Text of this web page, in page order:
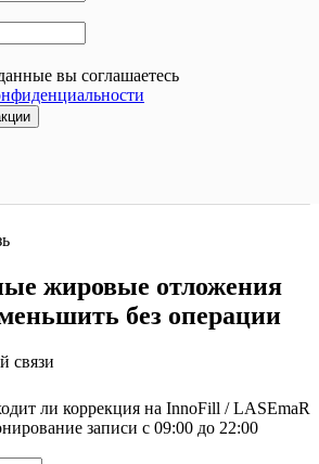
вы соглашаетесь
жировые отложения
без операции
ли коррекция на InnoFill / LASEmaR
записи с 09:00 до 22:00